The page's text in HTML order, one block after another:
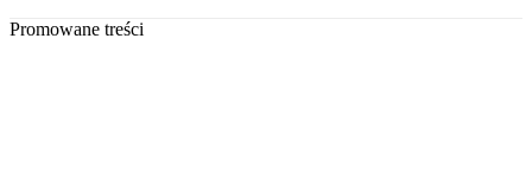
Promowane treści